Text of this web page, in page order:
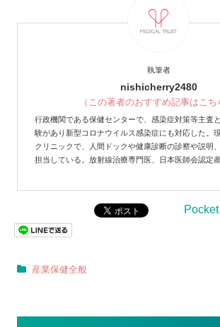
執筆者
nishicherry2480
（この著者のおすすめ記事はこち
行政機関である保健センターで、感染症対策等主査
験があり新型コロナウイルス感染症にも対応した。
クリニックで、人間ドックや健康診断の診察や説明
担当している。放射線治療専門医、日本医師会認定産
Pocket
産業保健全般